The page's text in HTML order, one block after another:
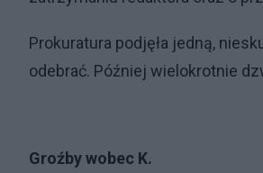
Prokuratura podjęła jedną,
odebrać. Później wielokrotnie
Groźby wobec K.